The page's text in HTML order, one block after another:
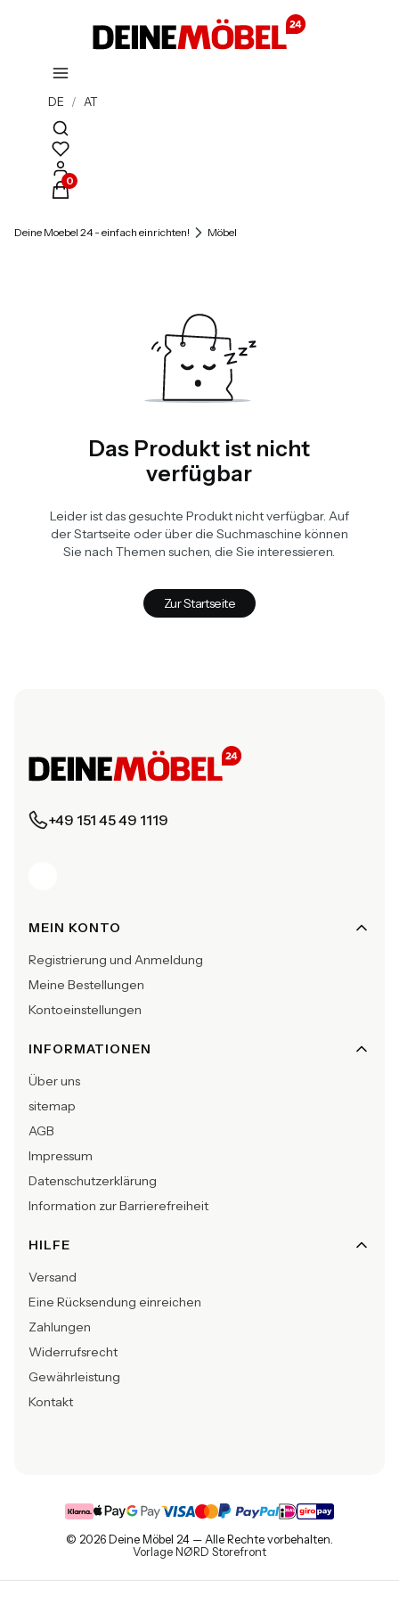
DE / AT
Suchmaschine öffnen
Produkte im Warenkorb: 0. Details anzeigen
Deine Moebel 24 - einfach einrichten! Möbel
Das Produkt ist nicht
verfügbar
Leider ist das gesuchte Produkt nicht verfügbar. Auf
der Startseite oder über die Suchmaschine können
Sie nach Themen suchen, die Sie interessieren.
Zur Startseite
+49 151 45 49 1119
Fußzeilenmenü
MEIN KONTO
Registrierung und Anmeldung
Meine Bestellungen
Kontoeinstellungen
INFORMATIONEN
Über uns
sitemap
AGB
Impressum
Datenschutzerklärung
Information zur Barrierefreiheit
HILFE
Versand
Eine Rücksendung einreichen
Zahlungen
Widerrufsrecht
Gewährleistung
Kontakt
© 2026 Deine Möbel 24 — Alle Rechte vorbehalten.
Vorlage NØRD Storefront